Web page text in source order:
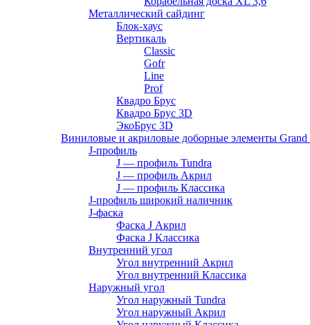
Металлический сайдинг
Блок-хаус
Вертикаль
Classic
Gofr
Line
Prof
Квадро Брус
Квадро Брус 3D
ЭкоБрус 3D
Виниловые и акриловые доборные элементы Grand
J-профиль
J — профиль Tundra
J — профиль Акрил
J — профиль Классика
J-профиль широкий наличник
J-фаска
Фаска J Акрил
Фаска J Классика
Внутренний угол
Угол внутренний Акрил
Угол внутренний Классика
Наружный угол
Угол наружный Tundra
Угол наружный Акрил